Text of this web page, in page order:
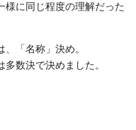
様に同じ程度の理解だった
「名称」決め。
数決で決めました。